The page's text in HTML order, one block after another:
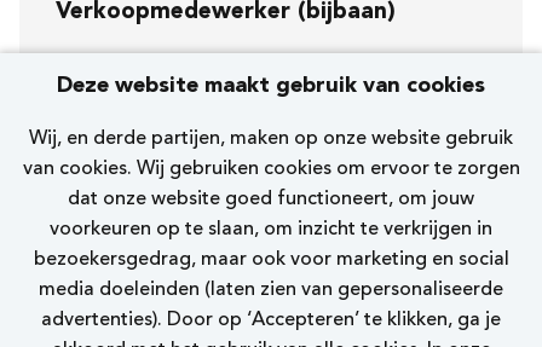
Deze website maakt gebruik van cookies
Wij, en derde partijen, maken op onze website gebruik
van cookies. Wij gebruiken cookies om ervoor te zorgen
dat onze website goed functioneert, om jouw
voorkeuren op te slaan, om inzicht te verkrijgen in
bezoekersgedrag, maar ook voor marketing en social
media doeleinden (laten zien van gepersonaliseerde
advertenties). Door op ‘Accepteren’ te klikken, ga je
Verkoopmedewerker (bijbaan)
Skechers
0 - 12 uur
Bekijk vacature